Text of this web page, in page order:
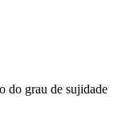
do grau de sujidade